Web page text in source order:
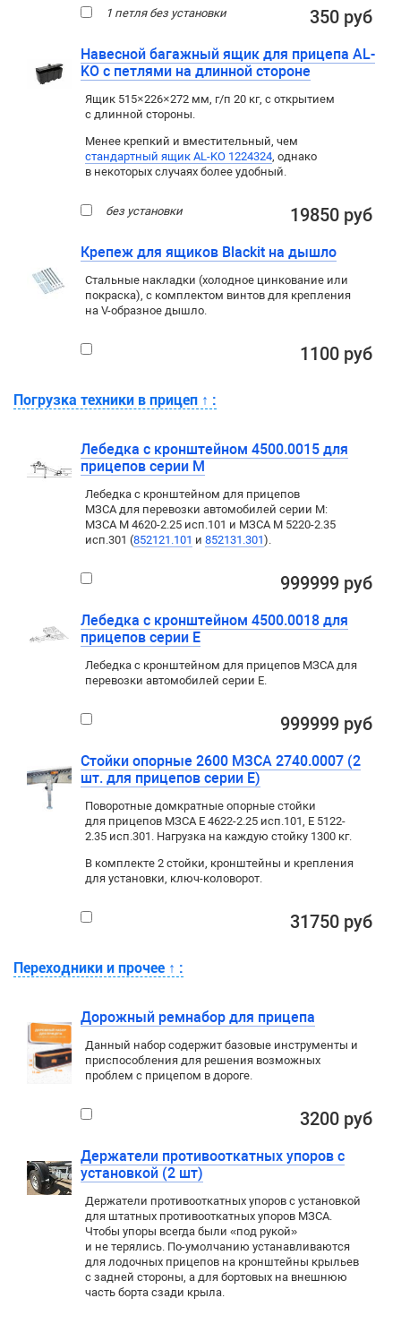
1 петля без установки 350 руб
Навесной багажный ящик для прицепа AL-
KO с петлями на длинной стороне
Ящик 515×226×272 мм, г/п 20 кг, с открытием
с длинной стороны.
Менее крепкий и вместительный, чем
стандартный ящик AL-KO 1224324, однако
в некоторых случаях более удобный.
без установки 19850 руб
Крепеж для ящиков Blackit на дышло
Стальные накладки (холодное цинкование или
покраска), с комплектом винтов для крепления
на V-образное дышло.
1100 руб
Погрузка техники в прицеп ↑ :
Лебедка с кронштейном 4500.0015 для
прицепов серии М
Лебедка с кронштейном для прицепов
МЗСА для перевозки автомобилей серии М:
МЗСА M 4620-2.25 исп.101 и МЗСА M 5220-2.35
исп.301 (852121.101 и 852131.301).
999999 руб
Лебедка с кронштейном 4500.0018 для
прицепов серии E
Лебедка с кронштейном для прицепов МЗСА для
перевозки автомобилей серии E.
999999 руб
Стойки опорные 2600 МЗСА 2740.0007 (2
шт. для прицепов серии E)
Поворотные домкратные опорные стойки
для прицепов МЗСА E 4622-2.25 исп.101, E 5122-
2.35 исп.301. Нагрузка на каждую стойку 1300 кг.
В комплекте 2 стойки, кронштейны и крепления
для установки, ключ-коловорот.
31750 руб
Переходники и прочее ↑ :
Дорожный ремнабор для прицепа
Данный набор содержит базовые инструменты и
приспособления для решения возможных
проблем с прицепом в дороге.
3200 руб
Держатели противооткатных упоров с
установкой (2 шт)
Держатели противооткатных упоров с установкой
для штатных противооткатных упоров МЗСА.
Чтобы упоры всегда были «под рукой»
и не терялись. По-умолчанию устанавливаются
для лодочных прицепов на кронштейны крыльев
с задней стороны, а для бортовых на внешнюю
часть борта сзади крыла.